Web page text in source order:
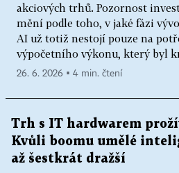
akciových trhů. Pozornost
mění podle toho, v jaké fázi
AI už totiž nestojí pouze na
výpočetního výkonu, který byl
26. 6. 2026 ▪ 4 min. čtení
Trh s IT hardwarem
Kvůli boomu umělé
až šestkrát dražší